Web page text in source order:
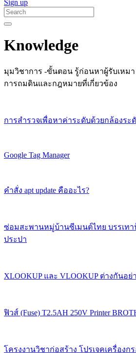
Sign up
Knowledge
มุมวิชาการ -ขั้นตอน รู้ก่อนหาผู้รับเหม
การถมดินและกฎหมายที่เกี่ยวข้อง
การสำรวจเพื่อหาค่าระดับด้วยกล้องระ
Google Tag Manager
คำสั่ง apt update คืออะไร?
ซ่อมสะพานหมู่บ้านซีเมนต์ไทย บรรเท
ประปา
XLOOKUP และ VLOOKUP ต่างกันอย่
ฟิวส์ (Fuse) T2.5AH 250V Printer
โครงงานวิชาก่อสร้าง โปรเจคเครื่องก